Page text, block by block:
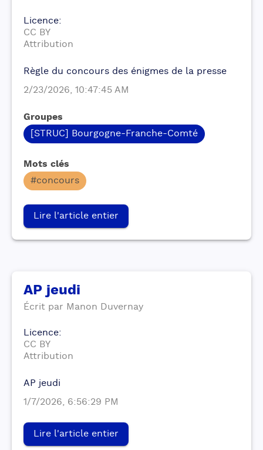
Licence:
CC BY
Attribution
Règle du concours des énigmes de la presse
2/23/2026, 10:47:45 AM
Groupes
[STRUC] Bourgogne-Franche-Comté
Mots clés
#concours
Lire l'article entier
AP jeudi
Écrit par Manon Duvernay
Licence:
CC BY
Attribution
AP jeudi
1/7/2026, 6:56:29 PM
Lire l'article entier